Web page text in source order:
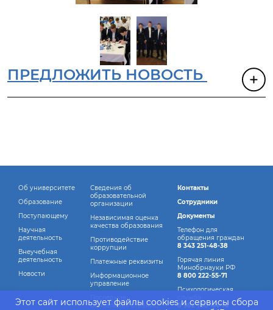
Этот сайт использует файлы cookies и сервисы сбора
ПРЕДЛОЖИТЬ НОВОСТЬ
Об университете
Образование
Поступающему
Научная
деятельность
Внеучебная
деятельность
Новости
Сведения об
образовательной
организации
Независимая оценка
качества образования
Противодействие
коррупции
Платежные реквизиты
Информационное
управление
Последние
обновления страниц
Контакты
Сотрудники
Документы
Телефон для
обращения граждан
8 343 251-48-38
Горячая линия
Минобрнауки РФ
8 800 222-55-71
Психологическая
8 982 760-44-14